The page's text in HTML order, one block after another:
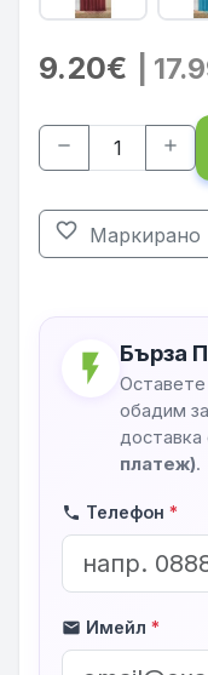
9.20€ |
remove add
favorite_border Маркирано
flash_on Бърза
обадим
доставка
платеж).
phone Телефон *
mail Имейл *